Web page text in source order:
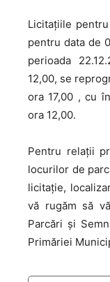
Licitațiile
pentru data de
perioada
12,00, se
ora 17,00 , cu
ora 12,00.
Pentru relații
locurilor de
licitație,
vă rugăm să
Parcări și
Primăriei